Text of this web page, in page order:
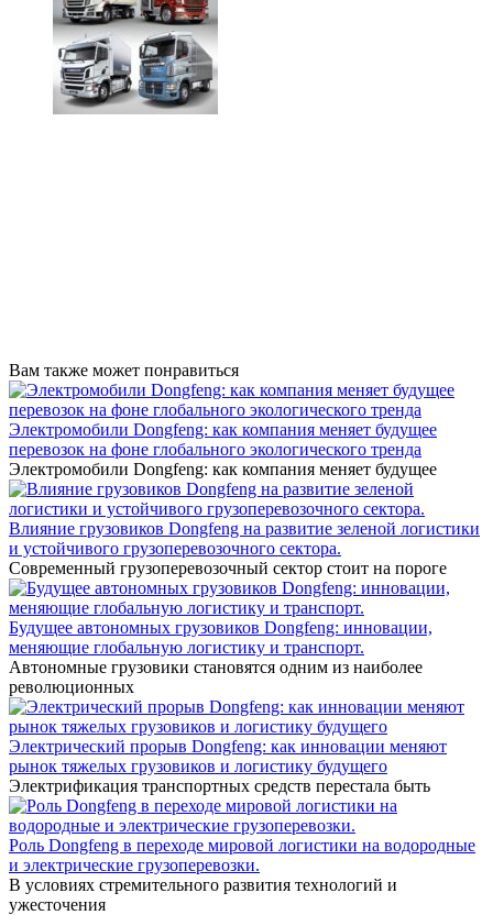
Вам также может понравиться
Электромобили Dongfeng: как компания меняет будущее
перевозок на фоне глобального экологического тренда
Электромобили Dongfeng: как компания меняет будущее
Влияние грузовиков Dongfeng на развитие зеленой логистики
и устойчивого грузоперевозочного сектора.
Современный грузоперевозочный сектор стоит на пороге
Будущее автономных грузовиков Dongfeng: инновации,
меняющие глобальную логистику и транспорт.
Автономные грузовики становятся одним из наиболее
революционных
Электрический прорыв Dongfeng: как инновации меняют
рынок тяжелых грузовиков и логистику будущего
Электрификация транспортных средств перестала быть
Роль Dongfeng в переходе мировой логистики на водородные
и электрические грузоперевозки.
В условиях стремительного развития технологий и
ужесточения